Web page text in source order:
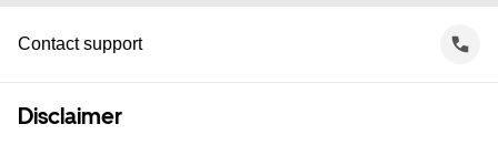
Contact support
Disclaimer